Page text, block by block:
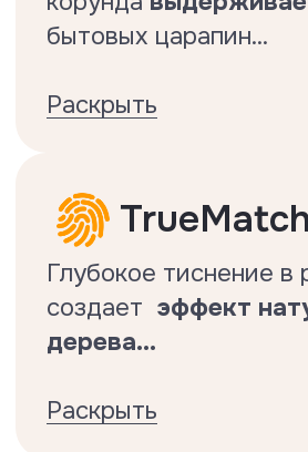
от царапин
Делается по стандарту EN
Коллекция Oak Heritage
Класс истираемости — 33 (AC5)
Фаска — 4-сторонняя
Толщина — 10 мм
Размер доски — 1220x130 мм
Упаковка — 16 досок = 2,537 м2
Замок - Uniclic с обработкой воском
Гарантия — 30 лет